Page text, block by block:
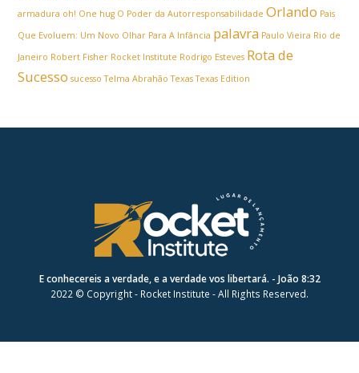
armadura oh! One hug O Poder da Autorresponsabilidade Orlando Pais
Que Evoluem: Um Novo Olhar Para A Infância palavra Paulo Vieira Rio de
Janeiro Robert Fisher Rocket Institute Rodrigo Esteves Rota de
Sucesso sucesso Telma Abrahão Texas Texas Edition
E conhecereis a verdade, e a verdade vos libertará. - João 8:32
2022 © Copyright - Rocket Institute - All Rights Reserved.